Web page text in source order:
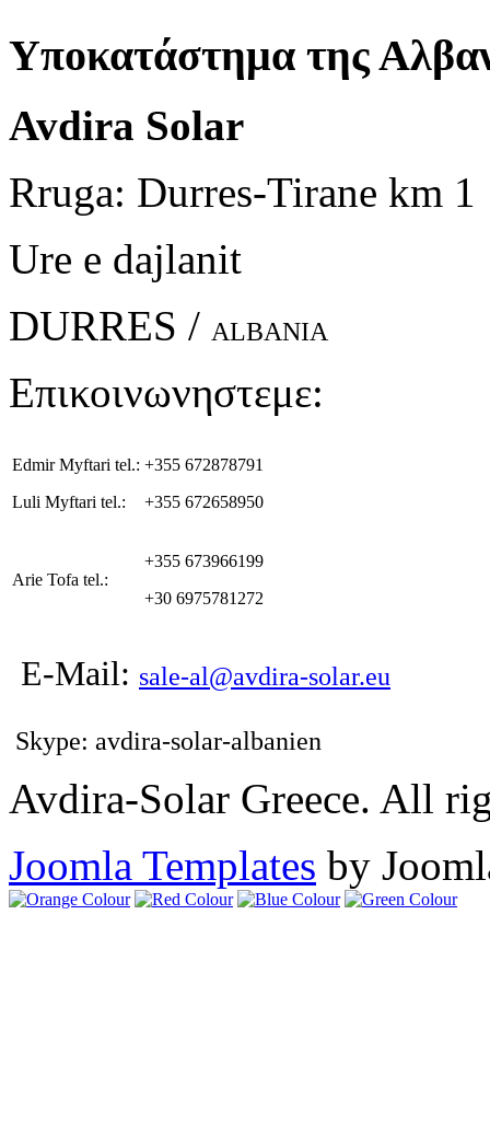
Υποκατάστημα της
Avdira Solar
Rruga: Durres-Tirane km 1
Ure e dajlanit
DURRES / ALBANIA
Επικοινωνηστεμε:
Edmir Myftari tel.:
Luli Myftari tel.:
+355 672878791
+355 672658950
Arie Tofa tel.:
+355 673966199
+30 6975781272
E-Mail: sale-al@avdira-solar.eu
Skype: avdira-solar-albanien
Avdira-Solar Greece. All
Joomla Templates by